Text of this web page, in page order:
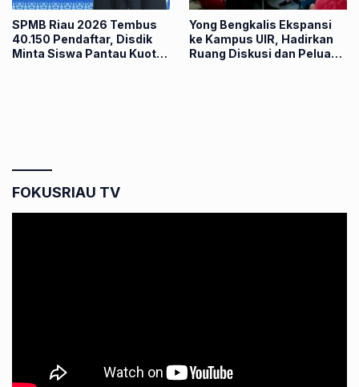
SPMB Riau 2026 Tembus
40.150 Pendaftar, Disdik
Minta Siswa Pantau Kuota
Yong Bengkalis Ekspansi
ke Kampus UIR, Hadirkan
Ruang Diskusi dan Peluang
FOKUSRIAU TV